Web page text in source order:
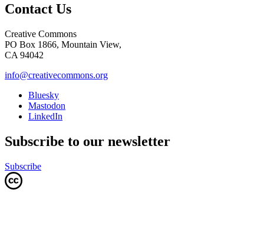
Contact Us
Creative Commons
PO Box 1866, Mountain View,
CA 94042
info@creativecommons.org
Bluesky
Mastodon
LinkedIn
Subscribe to our newsletter
Subscribe